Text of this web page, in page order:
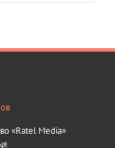
«Ratel Media»
№